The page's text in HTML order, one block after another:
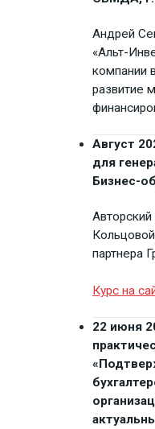
Андрей
«Альт-
компании
развитие
Август
для
Бизнес-
партнера
Курс на
22 июня